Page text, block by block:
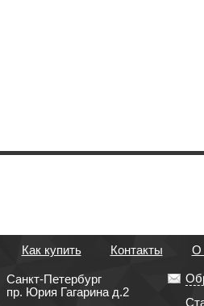
Как купить Контакты О
Санкт-Петербург
пр. Юрия Гагарина д.2